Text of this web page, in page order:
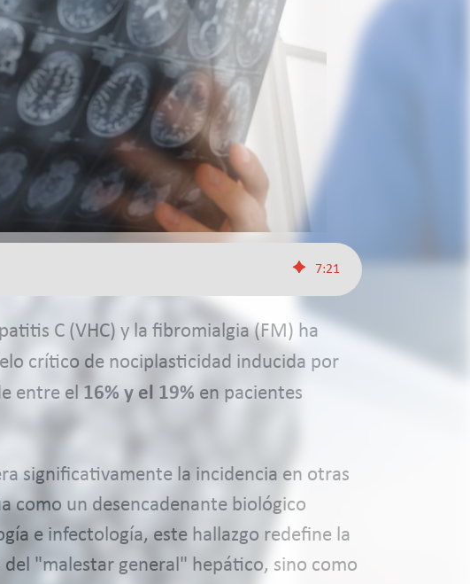
7:21
C (VHC) y la fibromialgia (FM) ha
crítico de nociplasticidad inducida por
entre el 16% y el 19% en pacientes
significativamente la incidencia en otras
como un desencadenante biológico
e infectología, este hallazgo redefine la
"malestar general" hepático, sino como